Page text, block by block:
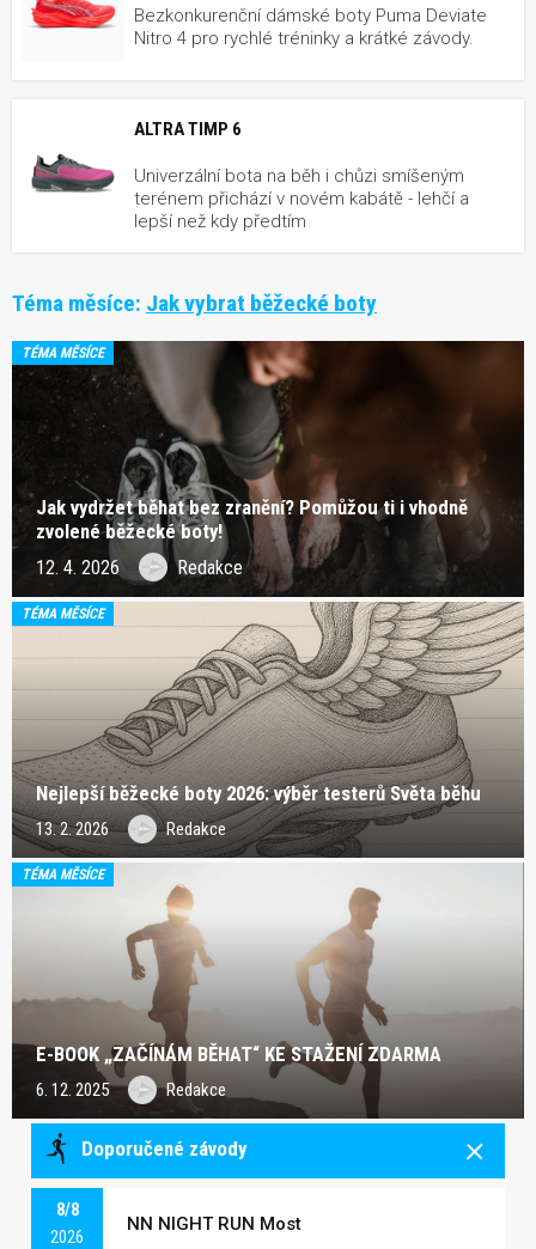
Bezkonkurenční dámské boty Puma Deviate
Nitro 4 pro rychlé tréninky a krátké závody.
ALTRA TIMP 6
Univerzální bota na běh i chůzi smíšeným
terénem přichází v novém kabátě - lehčí a
lepší než kdy předtím
Téma měsíce: Jak vybrat běžecké boty
TÉMA MĚSÍCE
Jak vydržet běhat bez zranění? Pomůžou ti i vhodně
zvolené běžecké boty!
12. 4. 2026 Redakce
TÉMA MĚSÍCE
Nejlepší běžecké boty 2026: výběr testerů Světa běhu
13. 2. 2026 Redakce
TÉMA MĚSÍCE
E-BOOK „ZAČÍNÁM BĚHAT“ KE STAŽENÍ ZDARMA
6. 12. 2025 Redakce
Doporučené závody
8/8
2026
NN NIGHT RUN Most